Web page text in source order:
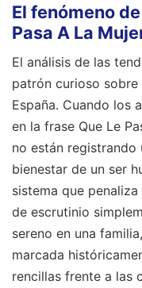
El fenómeno
Pasa A La
El análisis de las
patrón curioso
España. Cuando los
en la frase Que Le
no están registrando
bienestar de un ser
sistema que
de escrutinio
sereno en una
marcada
rencillas frente a las